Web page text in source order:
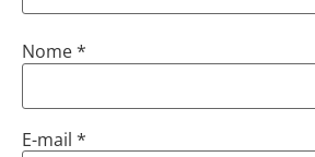
Nome*
E-mail *